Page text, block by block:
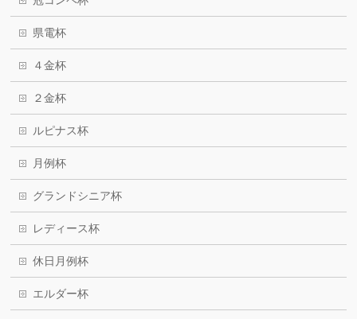
県電杯
４金杯
２金杯
ルピナス杯
月例杯
グランドシニア杯
レディース杯
休日月例杯
エルダー杯